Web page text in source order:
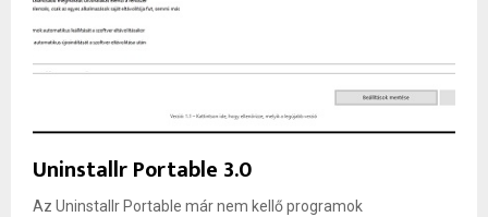
Uninstallr Portable 3.0
Az Uninstallr Portable már nem kellő programok